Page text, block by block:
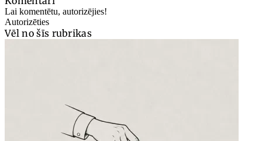
Lai komentētu, autorizējies!
Autorizēties
Vēl no šīs rubrikas